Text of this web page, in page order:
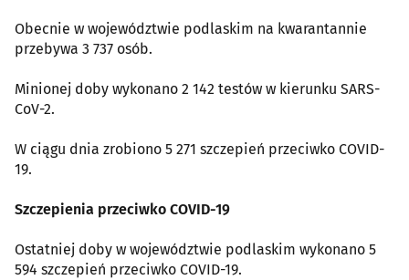
Obecnie w województwie podlaskim na kwarantannie
przebywa 3 737 osób.
Minionej doby wykonano 2 142 testów w kierunku SARS-
CoV-2.
W ciągu dnia zrobiono 5 271 szczepień przeciwko COVID-
19.
Szczepienia przeciwko COVID-19
Ostatniej doby w województwie podlaskim wykonano 5
594 szczepień przeciwko COVID-19.